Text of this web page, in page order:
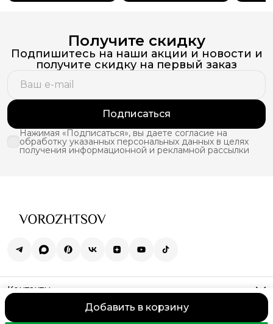
Добавить в корзину
Получите скидку
Подпишитесь на наши акции и новости и
получите скидку на первый заказ
Подписаться
Нажимая «Подписаться», вы даете согласие на
обработку указанных персональных данных в целях
получения информационной и рекламной рассылки
Контакты
Эл. почта
© Vorozhtsov.ОплатаДоставкаПравила возвратаРеквизиты